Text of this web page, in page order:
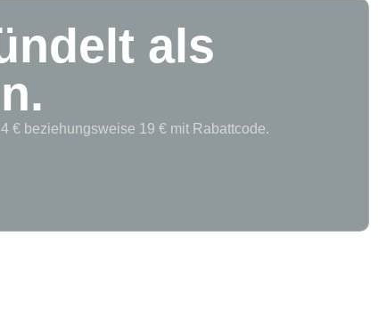
als
€ beziehungsweise 19 € mit Rabattcode.